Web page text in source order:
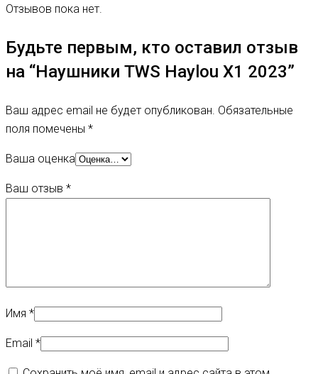
Отзывов пока нет.
Будьте первым, кто оставил отзыв
на “Наушники TWS Haylou X1 2023”
Ваш адрес email не будет опубликован. Обязательные
поля помечены *
Ваша оценка
Ваш отзыв *
Имя *
Email *